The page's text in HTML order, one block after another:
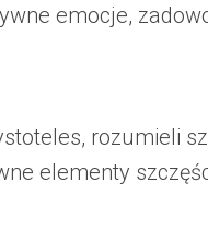
emocje,
rozumieli
elementy